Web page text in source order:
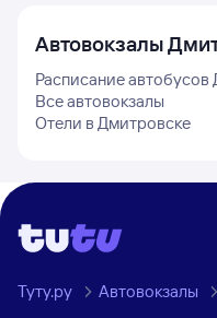
Автовокзалы
Расписание автобусов
Все автовокзалы
Отели в Дмитровске
Туту.ру Автовокзалы